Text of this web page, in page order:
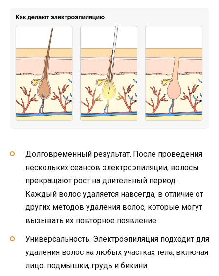
Долговременный результат. После проведения
нескольких сеансов электроэпиляции, волосы
прекращают рост на длительный период.
Каждый волос удаляется навсегда, в отличие от
других методов удаления волос, которые могут
вызывать их повторное появление.
Универсальность. Электроэпиляция подходит для
удаления волос на любых участках тела, включая
лицо, подмышки, грудь и бикини.